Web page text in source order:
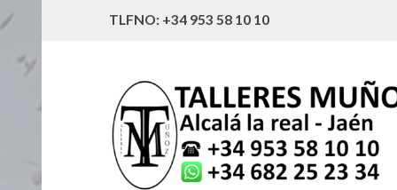
TLFNO: +34 953 58 10 10